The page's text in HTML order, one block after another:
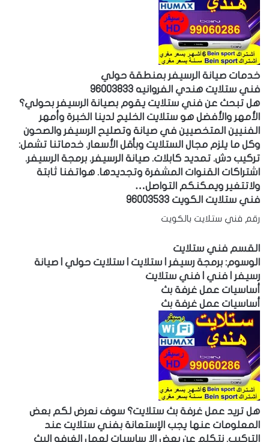
خدمات صيانة الرسيفر بمنطقة حولي
فني ستلايت هندي الفروانيه 96003833
هل تبحث عن فني ستلايت يقوم بصيانة الرسيفر بحولي؟
الأمهر والأفضل هو ستلايت الخليج لدينا الخبرة وأمهر
الفنيين المتخصيين في صيانة وتصليح الرسيفر والصحون
وكل ما يلزم مجال الستلايت وبأقل الأسعار. خدماتنا تشمل:
تركيب دش. تمديد كابلات. صيانة الرسيفر. برمجة الرسيفر.
اشتراكات القنوات المشفرة وتجديدها. هواتفنا ثابتة
ولاتتغير ويمكنكم التواصل…
فني ستلايت الكويت 96003533
رقم فني ستلايت بالكويت
القسم فني ستلايت
الوسوم: برمجة رسيفر | ستلايت | ستلايت حولي | صيانة
رسيفر | فني | فني ستلايت
أساسيات عمل غرفة بث
أساسيات عمل غرفة بث
هل تريد عمل غرفة بث ستلايت؟ سوف نعرض لكم بعض
المعلومات عنها يجب الإستعانة بفني ستلايت عند
التركيب. نتكلم عن بعض الا ساسيات لعمل الغرفه البث